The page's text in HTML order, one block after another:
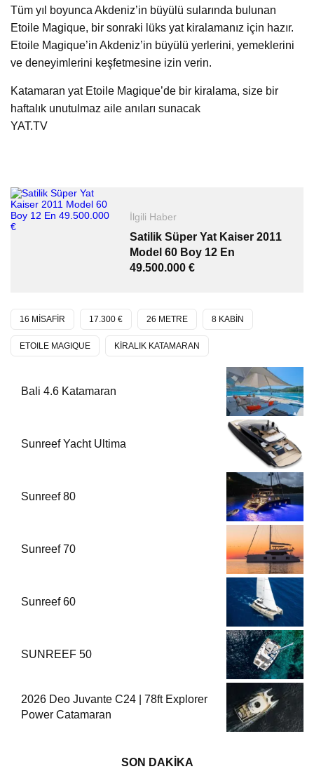
Tüm yıl boyunca Akdeniz’in büyülü sularında bulunan
Etoile Magique, bir sonraki lüks yat kiralamanız için hazır.
Etoile Magique’in Akdeniz’in büyülü yerlerini, yemeklerini
ve deneyimlerini keşfetmesine izin verin.
Katamaran yat Etoile Magique’de bir kiralama, size bir
haftalık unutulmaz aile anıları sunacak
YAT.TV
İlgili Haber
Satilik Süper Yat Kaiser 2011
Model 60 Boy 12 En
49.500.000 €
16 MİSAFİR 17.300 € 26 METRE 8 KABİN
ETOILE MAGIQUE KİRALIK KATAMARAN
Bali 4.6 Katamaran
Sunreef Yacht Ultima
Sunreef 80
Sunreef 70
Sunreef 60
SUNREEF 50
2026 Deo Juvante C24 | 78ft Explorer
Power Catamaran
SON DAKİKA